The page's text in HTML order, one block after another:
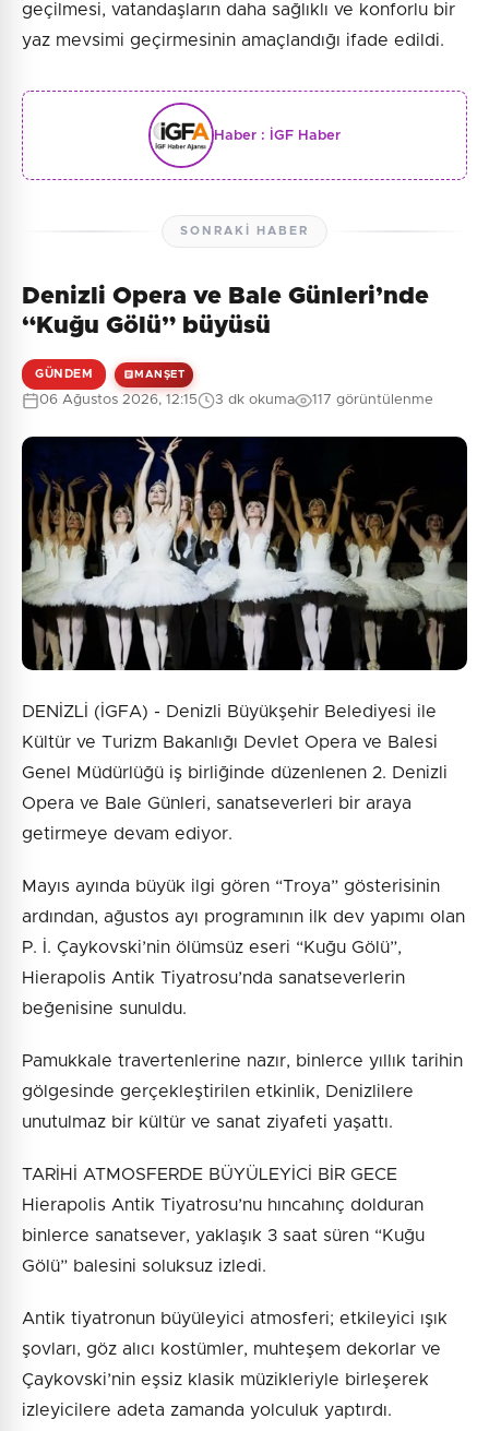
geçilmesi, vatandaşların daha sağlıklı ve konforlu bir
yaz mevsimi geçirmesinin amaçlandığı ifade edildi.
Haber : İGF Haber
SONRAKI HABER
Denizli Opera ve Bale Günleri’nde
“Kuğu Gölü” büyüsü
GÜNDEM MANŞET
06 Ağustos 2026, 12:15 3 dk okuma 117 görüntülenme
DENİZLİ (İGFA) - Denizli Büyükşehir Belediyesi ile
Kültür ve Turizm Bakanlığı Devlet Opera ve Balesi
Genel Müdürlüğü iş birliğinde düzenlenen 2. Denizli
Opera ve Bale Günleri, sanatseverleri bir araya
getirmeye devam ediyor.
Mayıs ayında büyük ilgi gören “Troya” gösterisinin
ardından, ağustos ayı programının ilk dev yapımı olan
P. İ. Çaykovski’nin ölümsüz eseri “Kuğu Gölü”,
Hierapolis Antik Tiyatrosu’nda sanatseverlerin
beğenisine sunuldu.
Pamukkale travertenlerine nazır, binlerce yıllık tarihin
gölgesinde gerçekleştirilen etkinlik, Denizlilere
unutulmaz bir kültür ve sanat ziyafeti yaşattı.
TARİHİ ATMOSFERDE BÜYÜLEYİCİ BİR GECE
Hierapolis Antik Tiyatrosu’nu hıncahınç dolduran
binlerce sanatsever, yaklaşık 3 saat süren “Kuğu
Gölü” balesini soluksuz izledi.
Antik tiyatronun büyüleyici atmosferi; etkileyici ışık
şovları, göz alıcı kostümler, muhteşem dekorlar ve
Çaykovski’nin eşsiz klasik müzikleriyle birleşerek
izleyicilere adeta zamanda yolculuk yaptırdı.